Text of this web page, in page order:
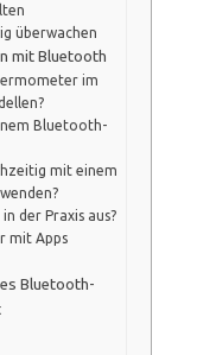
überwachen
mit Bluetooth
im
Bluetooth-
mit einem
der Praxis aus?
mit Apps
Bluetooth-